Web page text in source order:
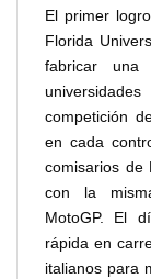
El primer
Florida
fabricar
competición
en cada
comisarios de
con la
MotoGP. El
rápida en
italianos para